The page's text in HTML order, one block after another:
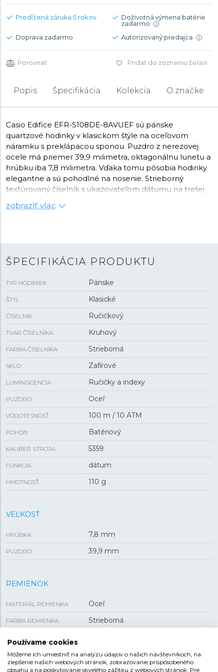
Predĺžená záruka 5 rokov
Doživotná výmena batérie
zadarmo
i
Doprava zadarmo Autorizovaný predajca i
Porovnať Pridať do zoznamu želaní
Popis Špecifikácia Kolekcia O značke
Casio Edifice EFR-S108DE-8AVUEF sú pánske
quartzové hodinky v klasickom štýle na oceľovom
náramku s preklápacou sponou. Puzdro z nerezovej
ocele má priemer 39,9 milimetra, oktagonálnu lunetu a
hrúbku iba 7,8 milimetra. Vďaka tomu pôsobia hodinky
elegantne a sú pohodlné na nosenie. Strieborný
textúrovaný číselník s ukazovateľom dátumu na tretej
hodine je chránený odolným
Ručičky a indexy sú vybavené
poháňabatériový strojček 5359s presnosťou ±20
sekúnd za mesiac. S vodotesnosťou
vhodné na plávanie a šnorchlovanie.
zobraziť viac
ŠPECIFIKÁCIA PRODUKTU
TYP HODINIEK Pánske
ŠTÝL Klasické
ČÍSELNÍK Ručičkový
TVAR ČÍSELNÍKA Kruhový
FARBA ČÍSELNÍKA Strieborná
SKLO Zafírové
LUMINISCENCIA Ručičky a indexy
PUZDRO Oceľ
VODOTESNOSŤ 100 m / 10 ATM
POHON Batériový
KALIBER STROJA 5359
FUNKCIA dátum
HMOTNOSŤ 110 g
VEĽKOSŤ
HRÚBKA 7,8 mm
PUZDRO 39,9 mm
REMIENOK
MATERIÁL REMIENKA Oceľ
FARBA REMIENKA Strieborná
Používame cookies
Môžeme ich umiestniť na analýzu údajov o našich návštevníkoch, na
zlepšenie našich webových stránok, zobrazovanie prispôsobeného
obsahu a na poskytovanie skvelého zážitku z webových stránok. Pre